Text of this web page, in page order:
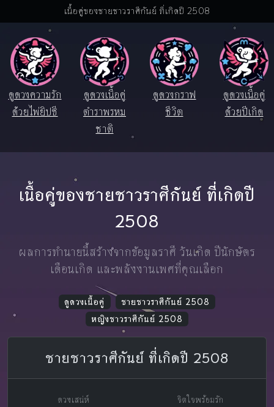
เนื้อคู่ของชายชาวราศีกันย์ ที่เกิดปี 2508
ดูดวงความรัก
ด้วยไพ่ยิปซี
ดูดวงเนื้อคู่
ตำราพรหม
ชาติ
ดูดวงกราฟ
ชีวิต
ดูดวงเนื้อคู่
ด้วยปีเกิด
เนื้อคู่ของชายชาวราศีกันย์ ที่เกิดปี
2508
ผลการทำนายนี้สร้างจากข้อมูลราศี วันเกิด ปีนักษัตร
เดือนเกิด และพลังงานเพศที่คุณเลือก
ดูดวงเนื้อคู่
ชายชาวราศีกันย์ 2508
หญิงชาวราศีกันย์ 2508
ชายชาวราศีกันย์ ที่เกิดปี 2508
ดวงเสน่ห์ จิตใจพร้อมรัก